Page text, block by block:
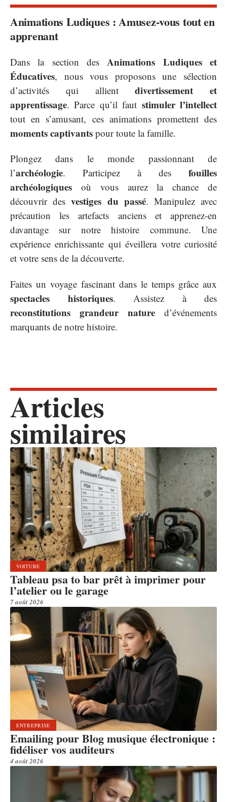
Animations Ludiques : Amusez-vous tout en
apprenant
Dans la section des Animations Ludiques et
Éducatives, nous vous proposons une sélection
d’activités qui allientdivertissement et
apprentissage. Parce qu’il faut stimuler l’intellect
tout en s’amusant, ces animations promettent des
moments captivants pour toute la famille.
Plongez dans le monde passionnant de
l’archéologie. Participez à des fouilles
archéologiques où vous aurez la chance de
découvrir desvestiges du passé. Manipulez avec
précaution les artefacts anciens et apprenez-en
davantage sur notre histoire commune. Une
expérience enrichissante qui éveillera votre curiosité
et votre sens de la découverte.
Faites un voyage fascinant dans le temps grâce aux
spectacles historiques. Assistez à des
reconstitutions grandeur nature d’événements
marquants de notre histoire.
Articles
similaires
VOITURE
Tableau psa to bar prêt à imprimer pour
l’atelier ou le garage
7 août 2026
ENTREPRISE
Emailing pour Blog musique électronique :
fidéliser vos auditeurs
4 août 2026